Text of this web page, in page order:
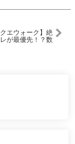
クエウォーク】絶
が最優先！？数